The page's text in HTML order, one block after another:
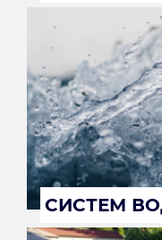
СИСТЕМ